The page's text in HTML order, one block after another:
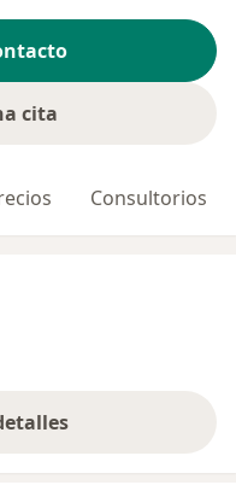
cita
Consultorios
la experiencia